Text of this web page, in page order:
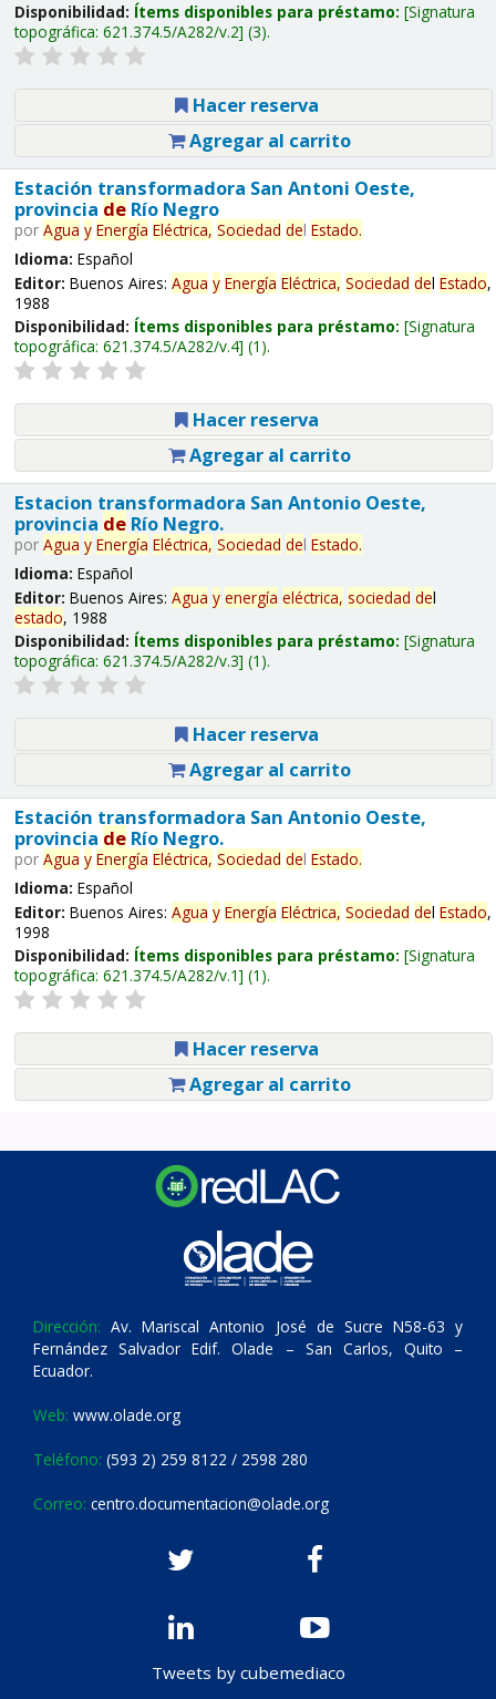
Disponibilidad: Ítems disponibles para préstamo: Signatura
topográfica: 621.374.5/A282/v.2 (3).
Hacer reserva
Agregar al carrito
Estación transformadora San Antoni Oeste,
provincia deRío Negro
por Agua y Energía Eléctrica, Sociedad del Estado.
Idioma: Español
Editor: Buenos Aires: Agua y Energía Eléctrica, Sociedad del Estado,
1988
Disponibilidad: Ítems disponibles para préstamo: Signatura
topográfica: 621.374.5/A282/v.4 (1).
Hacer reserva
Agregar al carrito
Estacion transformadora San Antonio Oeste,
provincia deRío Negro.
por Agua y Energía Eléctrica, Sociedad del Estado.
Idioma: Español
Editor: Buenos Aires: Agua y energía eléctrica, sociedad del
estado, 1988
Disponibilidad: Ítems disponibles para préstamo: Signatura
topográfica: 621.374.5/A282/v.3 (1).
Hacer reserva
Agregar al carrito
Estación transformadora San Antonio Oeste,
provincia deRío Negro.
por Agua y Energía Eléctrica, Sociedad del Estado.
Idioma: Español
Editor: Buenos Aires: Agua y Energía Eléctrica, Sociedad del Estado,
1998
Disponibilidad: Ítems disponibles para préstamo: Signatura
topográfica: 621.374.5/A282/v.1 (1).
Hacer reserva
Agregar al carrito
Dirección: Av. Mariscal Antonio José de Sucre N58-63 y
Fernández Salvador Edif. Olade – San Carlos, Quito –
Ecuador.
Web: www.olade.org
Teléfono: (593 2) 259 8122 / 2598 280
Correo: centro.documentacion@olade.org
Tweets by cubemediaco